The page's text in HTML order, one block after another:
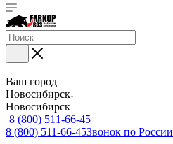
Ваш город
Новосибирск
Новосибирск
8 (800) 511-66-45
8 (800) 511-66-45Звонок по России